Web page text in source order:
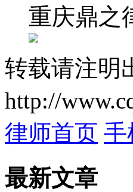
重庆鼎之
转载请注明
http://
律师首页 手
最新文章